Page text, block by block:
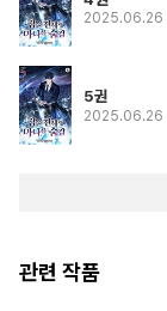
2025.06.26
5권
2025.06.26
관련 작품